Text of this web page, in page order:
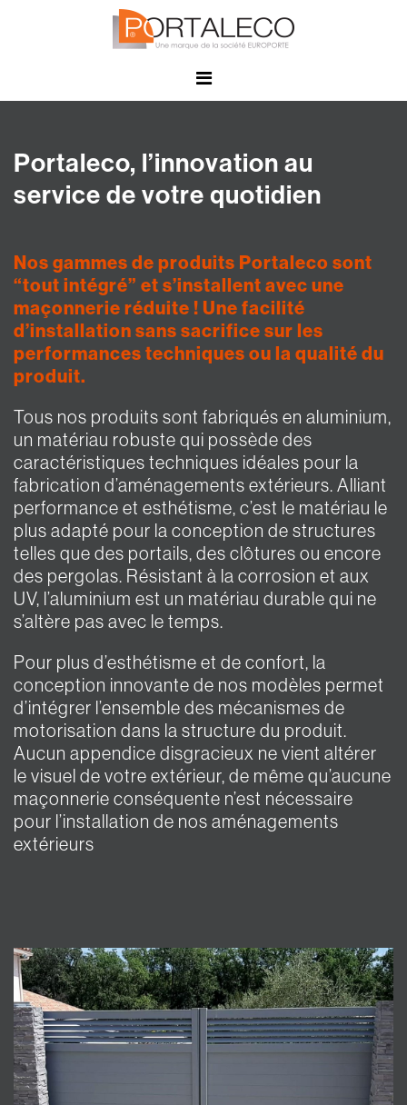
Portaleco, l’innovation au
service de votre quotidien
Nos gammes de produits Portaleco sont
“tout intégré” et s’installent avec une
maçonnerie réduite ! Une facilité
d’installation sans sacrifice sur les
performances techniques ou la qualité du
produit.
Tous nos produits sont fabriqués en aluminium,
un matériau robuste qui possède des
caractéristiques techniques idéales pour la
fabrication d’aménagements extérieurs. Alliant
performance et esthétisme, c’est le matériau le
plus adapté pour la conception de structures
telles que des portails, des clôtures ou encore
des pergolas. Résistant à la corrosion et aux
UV, l’aluminium est un matériau durable qui ne
s’altère pas avec le temps.
Pour plus d’esthétisme et de confort, la
conception innovante de nos modèles permet
d’intégrer l’ensemble des mécanismes de
motorisation dans la structure du produit.
Aucun appendice disgracieux ne vient altérer
le visuel de votre extérieur, de même qu’aucune
maçonnerie conséquente n’est nécessaire
pour l’installation de nos aménagements
extérieurs
Panneau de gestion des cookies